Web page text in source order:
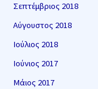
Σεπτέμβριος 2018
Αύγουστος 2018
Ιούλιος 2018
Ιούνιος 2017
Μάιος 2017